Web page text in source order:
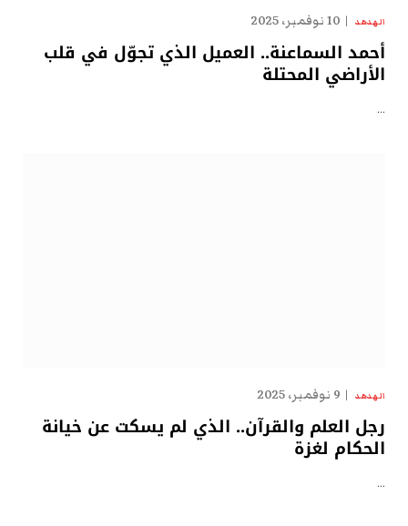
الهدهد 10 نوفمبر، 2025
أحمد السماعنة.. العميل الذي تجوّل في قلب
الأراضي المحتلة
…
الهدهد 9 نوفمبر، 2025
رجل العلم والقرآن.. الذي لم يسكت عن خيانة
الحكام لغزة
…